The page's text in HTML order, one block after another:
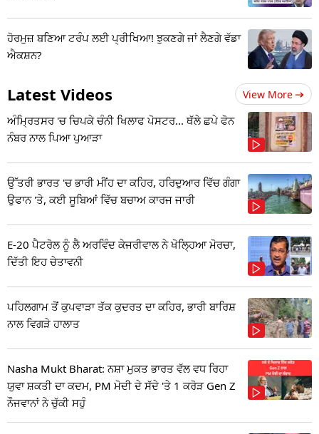
ਹੋਰਮੁਜ਼ ਬਣਿਆ ਟਰੰਪ ਲਈ ਪ੍ਰੀਖਿਆ! ਝੁਕਣਗੇ ਜਾਂ ਲੈਣਗੇ ਵੱਡਾ
ਐਕਸ਼ਨ?
Latest Videos View More
ਅੰਮ੍ਰਿਤਸਰ 'ਚ ਚਿਪਕੇ ਚੰਨੀ ਖਿਲਾਫ ਪੋਸਟਰ... ਥੱਲੇ ਛਪੇ ਫੋਨ
ਨੰਬਰ ਨਾਲ ਪਿਆ ਪੁਆੜਾ
ਉੱਤਰੀ ਭਾਰਤ 'ਚ ਭਾਰੀ ਮੀਂਹ ਦਾ ਕਹਿਰ, ਹਰਿਦੁਆਰ ਵਿੱਚ ਗੰਗਾ
ਉਫਾਨ 'ਤੇ, ਕਈ ਸੂਬਿਆਂ ਵਿੱਚ ਬਚਾਅ ਕਾਰਜ ਜਾਰੀ
E-20 ਪੈਟਰੋਲ ਨੂੰ ਲੈ ਅਰਵਿੰਦ ਕੇਜਰੀਵਾਲ ਨੇ ਖੋਲ੍ਹਿਆ ਮੋਰਚਾ,
ਦਿੱਤੀ ਇਹ ਚੇਤਾਵਨੀ
ਪਹਿਲਗਾਮ ਤੋਂ ਕੁਪਵਾੜਾ ਤੱਕ ਕੁਦਰਤ ਦਾ ਕਹਿਰ, ਭਾਰੀ ਬਾਰਿਸ਼
ਨਾਲ ਵਿਗੜੇ ਹਾਲਾਤ
Nasha Mukt Bharat: ਨਸ਼ਾ ਮੁਕਤ ਭਾਰਤ ਵੱਲ ਵਧ ਰਿਹਾ
ਯੁਵਾ ਸ਼ਕਤੀ ਦਾ ਕਦਮ, PM ਮੋਦੀ ਦੇ ਸੱਦੇ 'ਤੇ 1 ਕਰੋੜ Gen Z
ਨੌਜਵਾਨਾਂ ਨੇ ਚੁੱਕੀ ਸਹੁੰ